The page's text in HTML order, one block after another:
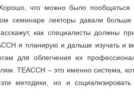
что можно было
семинаре лекторы давали больше
как специалисты должны
я планирую и дальше изучать и
для облегчения их
ТЕAССН – это именно система,
методики, но и